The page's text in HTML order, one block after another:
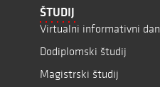
ŠTUDIJ
Virtualni informativni dan
Dodiplomski študij
Magistrski študij